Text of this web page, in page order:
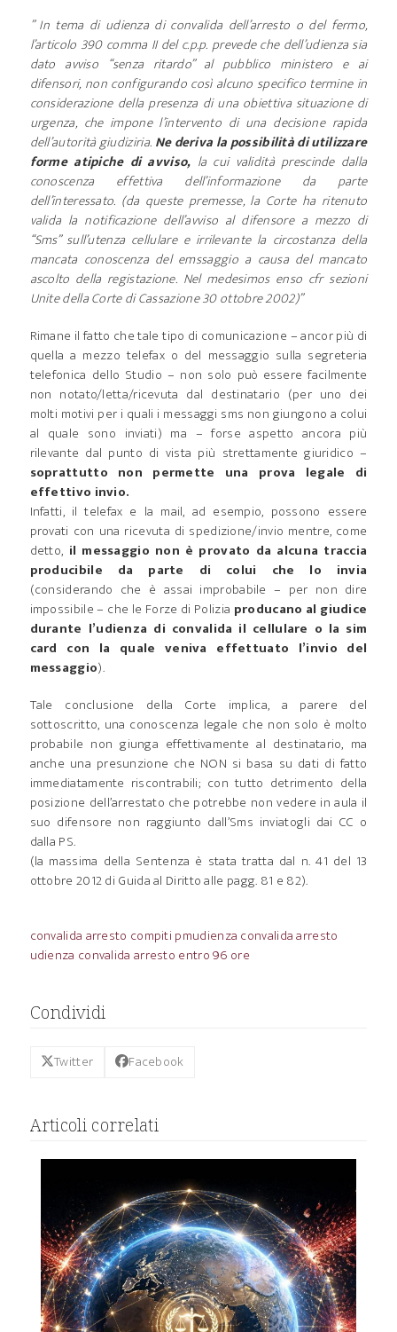
” In tema di udienza di convalida dell’arresto o del fermo,
l’articolo 390 comma II del c.p.p. prevede che dell’udienza sia
dato avviso “senza ritardo” al pubblico ministero e ai
difensori, non configurando così alcuno specifico termine in
considerazione della presenza di una obiettiva situazione di
urgenza, che impone l’intervento di una decisione rapida
dell’autorità giudiziria. Ne deriva la possibilità di utilizzare
forme atipiche di avviso, la cui validità prescinde dalla
conoscenza effettiva dell’informazione da parte
dell’interessato. (da queste premesse, la Corte ha ritenuto
valida la notificazione dell’avviso al difensore a mezzo di
“Sms” sull’utenza cellulare e irrilevante la circostanza della
mancata conoscenza del emssaggio a causa del mancato
ascolto della registazione. Nel medesimos enso cfr sezioni
Unite della Corte di Cassazione 30 ottobre 2002)”
Rimane il fatto che tale tipo di comunicazione – ancor più di
quella a mezzo telefax o del messaggio sulla segreteria
telefonica dello Studio – non solo può essere facilmente
non notato/letta/ricevuta dal destinatario (per uno dei
molti motivi per i quali i messaggi sms non giungono a colui
al quale sono inviati) ma – forse aspetto ancora più
rilevante dal punto di vista più strettamente giuridico –
soprattutto non permette una prova legale di
effettivo invio.
Infatti, il telefax e la mail, ad esempio, possono essere
provati con una ricevuta di spedizione/invio mentre, come
detto, il messaggio non è provato da alcuna traccia
producibile da parte di colui che lo invia
(considerando che è assai improbabile – per non dire
impossibile – che le Forze di Polizia producano al giudice
durante l’udienza di convalida il cellulare o la sim
card con la quale veniva effettuato l’invio del
messaggio).
Tale conclusione della Corte implica, a parere del
sottoscritto, una conoscenza legale che non solo è molto
probabile non giunga effettivamente al destinatario, ma
anche una presunzione che NON si basa su dati di fatto
immediatamente riscontrabili; con tutto detrimento della
posizione dell’arrestato che potrebbe non vedere in aula il
suo difensore non raggiunto dall’Sms inviatogli dai CC o
dalla PS.
(la massima della Sentenza è stata tratta dal n. 41 del 13
ottobre 2012 di Guida al Diritto alle pagg. 81 e 82).
convalida arresto compiti pmudienza convalida arresto
udienza convalida arresto entro 96 ore
Condividi
Twitter Facebook
Articoli correlati